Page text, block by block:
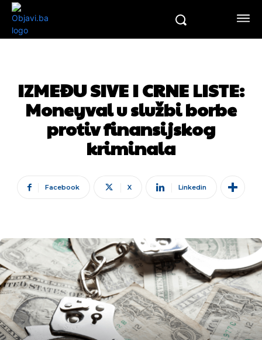
IZMEĐU SIVE I CRNE LISTE:
Moneyval u službi borbe
protiv finansijskog
kriminala
Facebook X Linkedin